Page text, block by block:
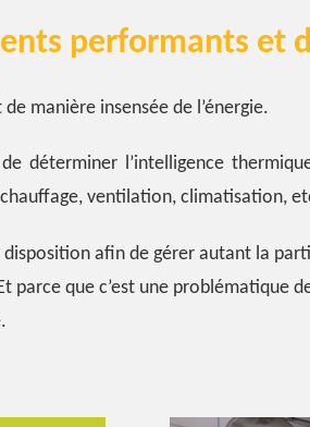
performants et
manière insensée de l’énergie.
déterminer l’intelligence
ventilation, climatisation,
afin de gérer autant la
que c’est une problématique